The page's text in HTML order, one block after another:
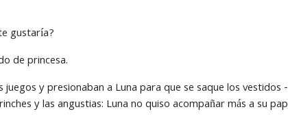
gustaría?
de princesa.
y presionaban a Luna para que se saque los
y las angustias: Luna no quiso acompañar más a su